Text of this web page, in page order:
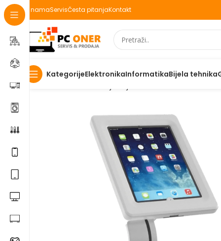
O namaServisČesta pitanjaKontakt
KategorijeElektronikaInformatikaBijela tehnika
Početna